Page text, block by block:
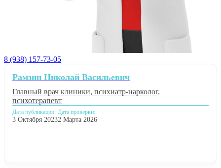
8 (938) 157-73-05
Рамзин Николай Васильевич
Главный врач клиники, психиатр-нарколог,
психотерапевт
Дата публикации:
3 Октября 2023
Дата проверки:
2 Марта 2026